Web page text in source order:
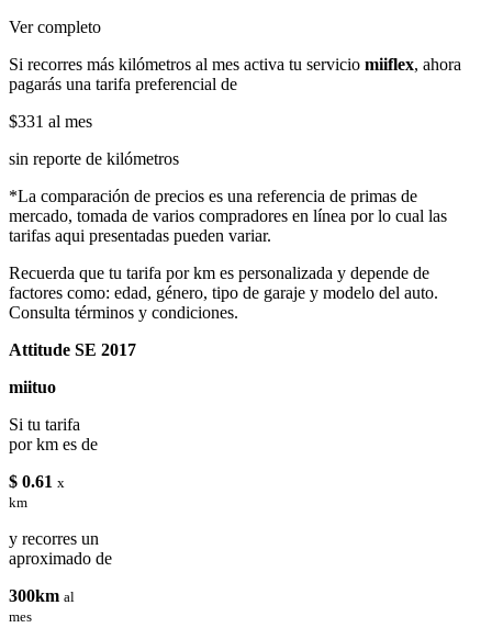
Ver completo
Si recorres más kilómetros al mes activa tu servicio miiflex, ahora
pagarás una tarifa preferencial de
$331 al mes
sin reporte de kilómetros
*La comparación de precios es una referencia de primas de
mercado, tomada de varios compradores en línea por lo cual las
tarifas aqui presentadas pueden variar.
Recuerda que tu tarifa por km es personalizada y depende de
factores como: edad, género, tipo de garaje y modelo del auto.
Consulta términos y condiciones.
Attitude SE 2017
miituo
Si tu tarifa
por km es de
$ 0.61 x
km
y recorres un
aproximado de
300km al
mes